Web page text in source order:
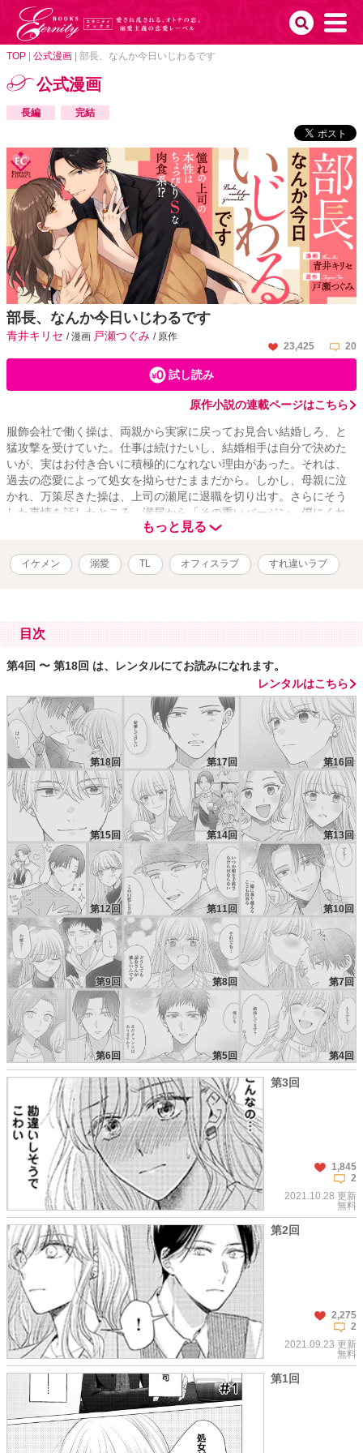
TOP 公式漫画 部長、なんか今日いじわるです
公式漫画
長編 完結
部長、なんか今日いじわるです
青井キリセ / 漫画 戸瀬つぐみ / 原作
23,425
20
試し読み
原作小説の連載ページはこちら
服飾会社で働く操は、両親から実家に戻ってお見合い結婚しろ、と
猛攻撃を受けていた。仕事は続けたいし、結婚相手は自分で決めた
いが、実はお付き合いに積極的になれない理由があった。それは、
過去の恋愛によって処女を拗らせたままだから。しかし、母親に泣
かれ、万策尽きた操は、上司の瀬尾に退職を切り出す。さらにそう
した事情を話したところ、瀬尾から「その重いバージン、僕にくれ
ない？」と、申し出を受けて!? 隠れSなエリート上司とこじらせOL
もっと見る
イケメン 溺愛 TL オフィスラブ すれ違いラブ
目次
第4回 〜 第18回 は、レンタルにてお読みになれます。
レンタルはこちら
第18回 第17回 第16回
第15回 第14回 第13回
第12回 第11回 第10回
第9回 第8回 第7回
第6回 第5回 第4回
第3回
1,845
2
2021.10.28 更新
無料
この話を読む コメントを見る
第2回
2,275
2
2021.09.23 更新
無料
第1回